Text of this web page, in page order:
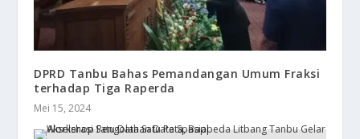
DPRD Tanbu Bahas Pemandangan Umum Fraksi
terhadap Tiga Raperda
Mei 15, 2024